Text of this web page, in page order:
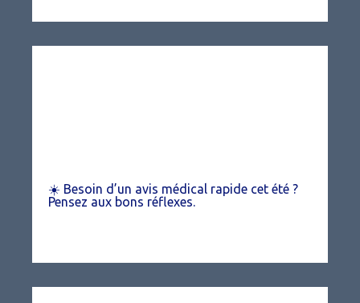
☀️ Besoin d’un avis médical rapide cet été ?
Pensez aux bons réflexes.